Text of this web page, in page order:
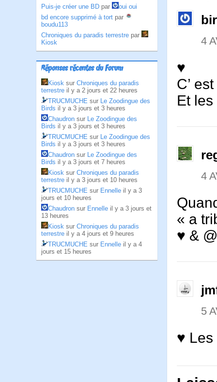
Puis-je créer une BD par
oui oui
bd encore supprimé à tort par
boudu113
Chroniques du paradis terrestre par
Kiosk
Réponses récentes du Forum
Kiosk sur Chroniques du paradis
terrestre il y a 2 jours et 22 heures
TRUCMUCHE sur Le Zoodingue des
Birds il y a 3 jours et 3 heures
Chaudron sur Le Zoodingue des
Birds il y a 3 jours et 3 heures
TRUCMUCHE sur Le Zoodingue des
Birds il y a 3 jours et 3 heures
Chaudron sur Le Zoodingue des
Birds il y a 3 jours et 7 heures
Kiosk sur Chroniques du paradis
terrestre il y a 3 jours et 10 heures
TRUCMUCHE sur Ennelle il y a 3
jours et 10 heures
Chaudron sur Ennelle il y a 3 jours et
13 heures
Kiosk sur Chroniques du paradis
terrestre il y a 4 jours et 9 heures
TRUCMUCHE sur Ennelle il y a 4
jours et 15 heures
4
♥
C’
Et
4
« a
♥ &
5
♥